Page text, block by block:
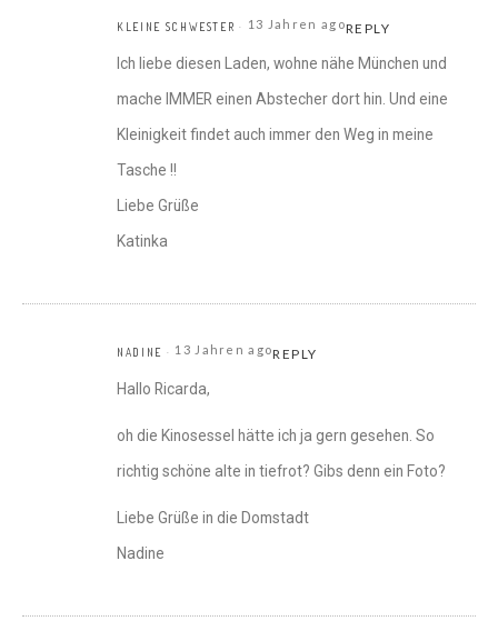
KLEINE SCHWESTER 13 Jahren agoREPLY
Ich liebe diesen Laden, wohne nähe München und
mache IMMER einen Abstecher dort hin. Und eine
Kleinigkeit findet auch immer den Weg in meine
Tasche !!
Liebe Grüße
Katinka
NADINE 13 Jahren agoREPLY
Hallo Ricarda,
oh die Kinosessel hätte ich ja gern gesehen. So
richtig schöne alte in tiefrot? Gibs denn ein Foto?
Liebe Grüße in die Domstadt
Nadine